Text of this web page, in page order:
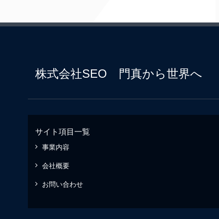
株式会社SEO 門真から世界へ
サイト項目一覧
事業内容
会社概要
お問い合わせ